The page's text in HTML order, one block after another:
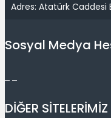
Adres: Atatürk Caddesi
Sosyal Medya
DİĞER SİTELERİMİZ